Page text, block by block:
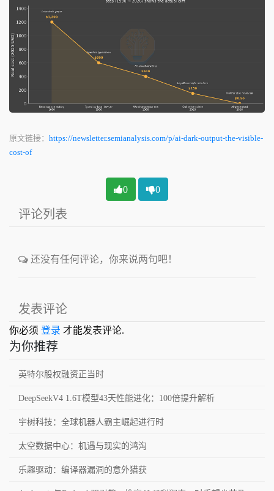
原文链接： https://newsletter.semianalysis.com/p/ai-dark-output-the-visible-
cost-of
0 0
评论列表
还没有任何评论，你来说两句吧！
发表评论
你必须 登录 才能发表评论.
为你推荐
英特尔股权融资正当时
DeepSeekV4 1.6T模型43天性能进化：100倍提升解析
宇树科技：全球机器人霸主崛起进行时
太空数据中心：机遇与现实的鸿沟
乐趣驱动：编译器漏洞的意外猎获